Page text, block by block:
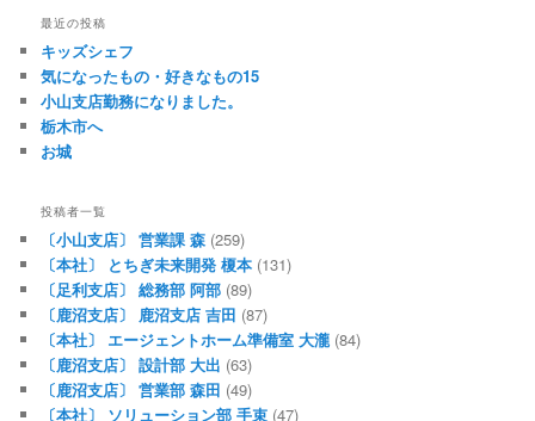
最近の投稿
キッズシェフ
気になったもの・好きなもの15
小山支店勤務になりました。
栃木市へ
お城
投稿者一覧
〔小山支店〕 営業課 森 (259)
〔本社〕 とちぎ未来開発 榎本 (131)
〔足利支店〕 総務部 阿部 (89)
〔鹿沼支店〕 鹿沼支店 吉田 (87)
〔本社〕 エージェントホーム準備室 大瀧 (84)
〔鹿沼支店〕 設計部 大出 (63)
〔鹿沼支店〕 営業部 森田 (49)
〔本社〕 ソリューション部 手束 (47)